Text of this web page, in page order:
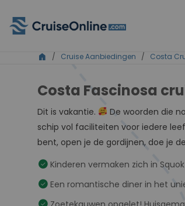
home / Cruise Aanbiedingen / Costa
Costa Fascinosa
Dit is vakantie. De woorden die
schip vol faciliteiten voor iedere
bent, open je de gordijnen, doe je
check_circle Kinderen vermaken zich in
check_circle Een romantische diner in het